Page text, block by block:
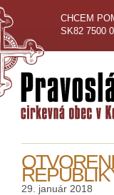
CHCEM
SK82 7500
29. január 2018